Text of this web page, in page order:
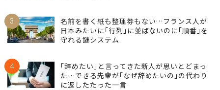
3
名前を書く紙も整理券もない…フランス人が
日本みたいに｢行列｣に並ばないのに｢順番｣を
守れる謎システム
4
｢辞めたい｣と言ってきた新人が思いとどまっ
た…できる先輩が｢なぜ辞めたいの｣の代わり
に返したたった一言